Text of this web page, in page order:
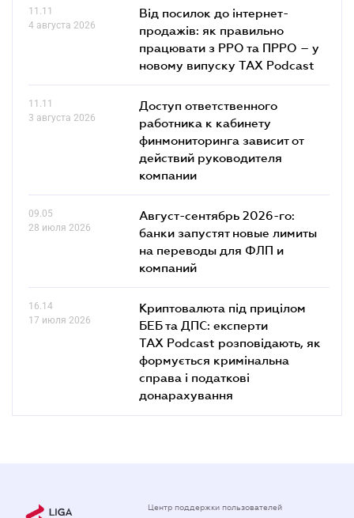
11.11
4 августа 2026
Від посилок до інтернет-
продажів: як правильно
працювати з РРО та ПРРО – у
новому випуску TAX Podcast
11.11
3 августа 2026
Доступ ответственного
работника к кабинету
финмониторинга зависит от
действий руководителя
компании
09.05
28 июля 2026
Август-сентябрь 2026-го:
банки запустят новые лимиты
на переводы для ФЛП и
компаний
16.14
17 июля 2026
Криптовалюта під прицілом
БЕБ та ДПС: експерти
TAX Podcast розповідають, як
формується кримінальна
справа і податкові
донарахування
Центр поддержки пользователей